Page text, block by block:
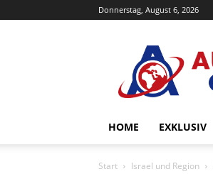
Donnerstag, August 6, 2026
HOME EXKLUSIV
Start Israel und Region